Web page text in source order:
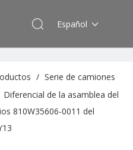
Español
/ Serie de camiones
Diferencial de la asamblea del
810W35606-0011 del